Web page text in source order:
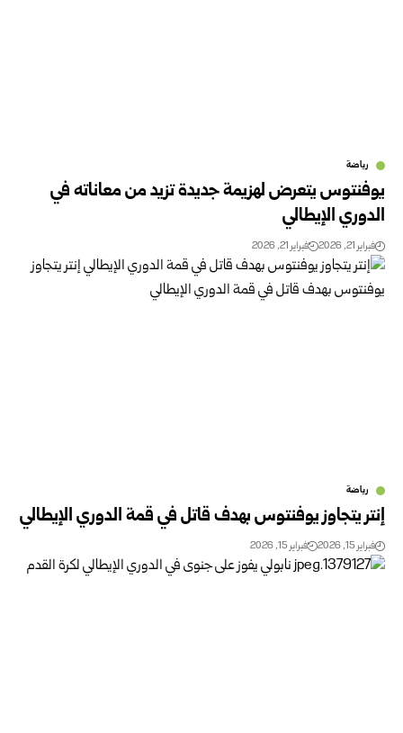
رياضة
يوفنتوس يتعرض لهزيمة جديدة تزيد من معاناته في
الدوري الإيطالي
فبراير 21, 2026 فبراير 21, 2026
رياضة
إنتر يتجاوز يوفنتوس بهدف قاتل في قمة الدوري الإيطالي
فبراير 15, 2026 فبراير 15, 2026